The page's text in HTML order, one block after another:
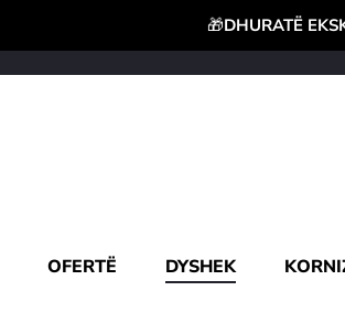
🎁DHURATË
OFERTË DYSHEK